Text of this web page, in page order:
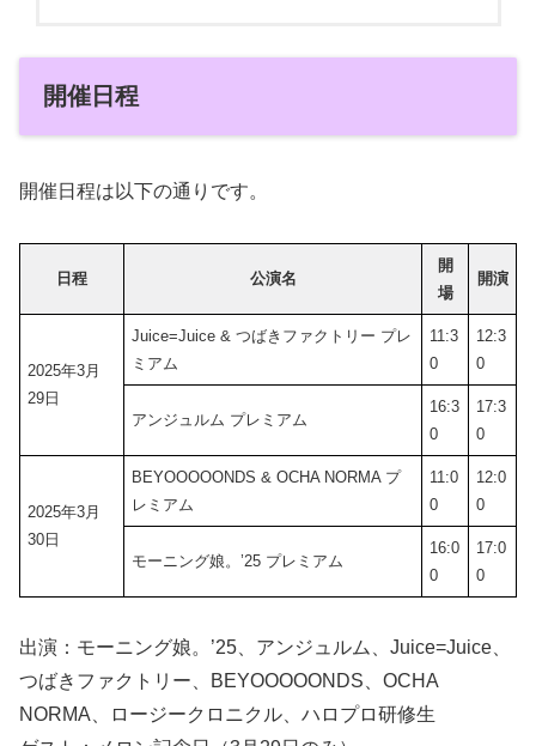
開催日程
開催日程は以下の通りです。
日程 公演名
開
場
開演
2025年3月
29日
Juice=Juice & つばきファクトリー プレ
ミアム
11:3
0
12:3
0
アンジュルム プレミアム
16:3
0
17:3
0
2025年3月
30日
BEYOOOOONDS & OCHA NORMA プ
レミアム
11:0
0
12:0
0
モーニング娘。’25 プレミアム
16:0
0
17:0
0
出演：モーニング娘。’25、アンジュルム、Juice=Juice、
つばきファクトリー、BEYOOOOONDS、OCHA
NORMA、ロージークロニクル、ハロプロ研修生